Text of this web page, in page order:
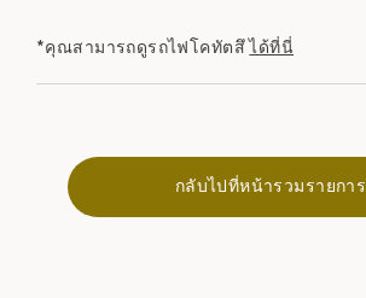
*คุณสามารถดูรถไฟโคทัตสึได้ที่นี่
กลับไปที่หน้ารวมรายการ